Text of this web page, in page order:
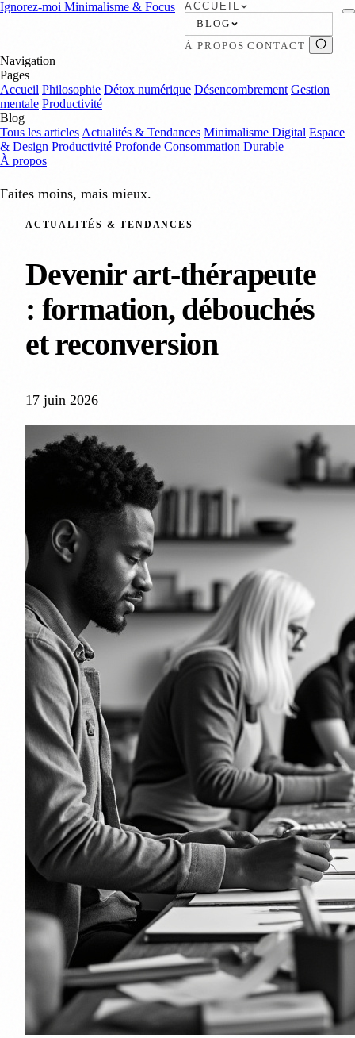
Ignorez-moi Minimalisme & Focus
ACCUEIL
BLOG
À PROPOS CONTACT
Navigation
Pages
Accueil Philosophie Détox numérique Désencombrement Gestion
mentale Productivité
Blog
Tous les articles Actualités & Tendances Minimalisme Digital Espace
& Design Productivité Profonde Consommation Durable
À propos
Faites moins, mais mieux.
ACTUALITÉS & TENDANCES
Devenir art-thérapeute
: formation, débouchés
et reconversion
17 juin 2026